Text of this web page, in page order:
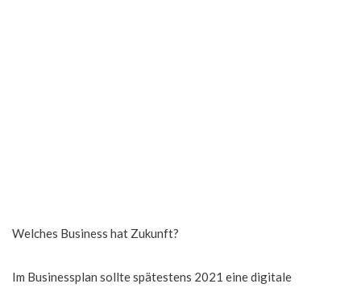
Welches Business hat Zukunft?
Im Businessplan sollte spätestens 2021 eine digitale